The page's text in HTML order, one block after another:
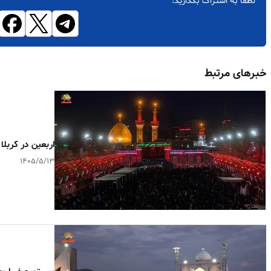
خبرهای مرتبط
اربعین در کربلا ؛ ۱۳مرداد
۱۴۰۵/۵/۱۳